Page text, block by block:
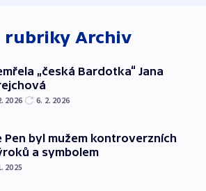
rubriky Archiv
„česká Bardotka“ Jana
2026 6. 2. 2026
Pen byl mužem kontroverzních
a symbolem
2025